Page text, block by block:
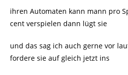
ihren Automaten kann mann pro
cent verspielen dann lügt sie
und das sag ich auch gerne vor
fordere sie auf gleich jetzt ins